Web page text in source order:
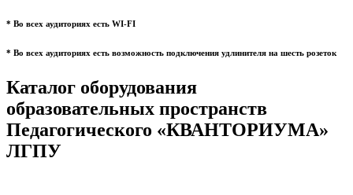
* Во всех аудиториях есть WI-FI
* Во всех аудиториях есть возможность подключения удлинителя на шесть розеток
Каталог оборудования
образовательных пространств
Педагогического «КВАНТОРИУМА»
ЛГПУ